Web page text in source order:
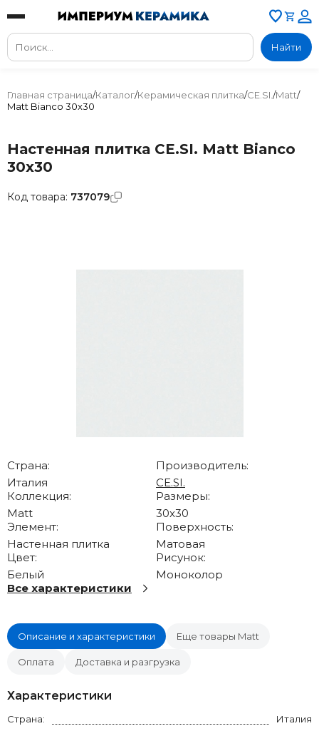
Найти
Главная страница/Каталог/Керамическая плитка/CE.SI. /Matt/
Matt Bianco 30x30
Настенная плитка CE.SI. Matt Bianco
30x30
Страна:
Италия
Производитель:
CE.SI.
Коллекция:
Matt
Размеры:
30x30
Элемент:
Настенная плитка
Поверхность:
Матовая
Цвет:
Белый
Рисунок:
Моноколор
Все характеристики
Описание и характеристики Еще товары Matt
Оплата Доставка и разгрузка
Характеристики
Страна:
Италия
Код товара: 737079